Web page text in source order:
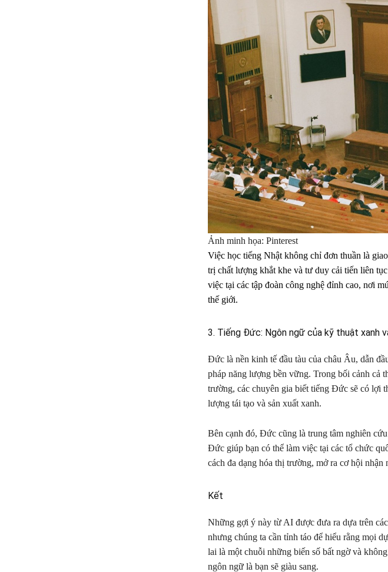
Ảnh minh họa: Pinterest
Việc học tiếng Nhật không chỉ đơn thuần là
trị chất lượng khắt khe và tư duy cải tiến liên
việc tại các tập đoàn công nghệ đỉnh cao, nơi
thế giới.
3. Tiếng Đức: Ngôn ngữ của kỹ thuật xanh
Đức là nền kinh tế đầu tàu của châu Âu, dẫn
pháp năng lượng bền vững. Trong bối cảnh cả
trường, các chuyên gia biết tiếng Đức sẽ có lợi
lượng tái tạo và sản xuất xanh.
Bên cạnh đó, Đức cũng là trung tâm nghiên
Đức giúp bạn có thể làm việc tại các tổ chức
cách đa dạng hóa thị trường, mở ra cơ hội
Kết
Những gợi ý này từ AI được đưa ra dựa trên
nhưng chúng ta cần tỉnh táo để hiểu rằng mọi
lai là một chuỗi những biến số bất ngờ và
ngôn ngữ là bạn sẽ giàu sang.